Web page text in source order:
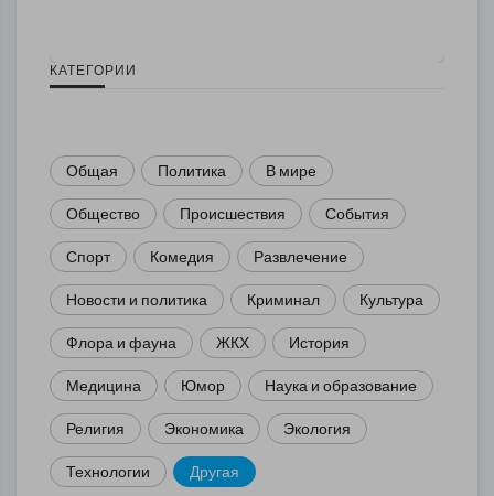
КАТЕГОРИИ
Общая Политика В мире
Общество Происшествия События
Спорт Комедия Развлечение
Новости и политика Криминал Культура
Флора и фауна ЖКХ История
Медицина Юмор Наука и образование
Религия Экономика Экология
Технологии Другая